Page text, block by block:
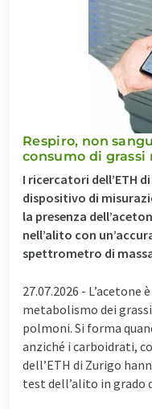
Respiro, non
consumo di grassi
I ricercatori dell’ETH
dispositivo di
la presenza
nell’alito con
spettrometro di
27.07.2026 - L’acetone
metabolismo dei
polmoni. Si forma
anziché i carboidrati,
dell’ETH di Zurigo
test dell’alito in grado